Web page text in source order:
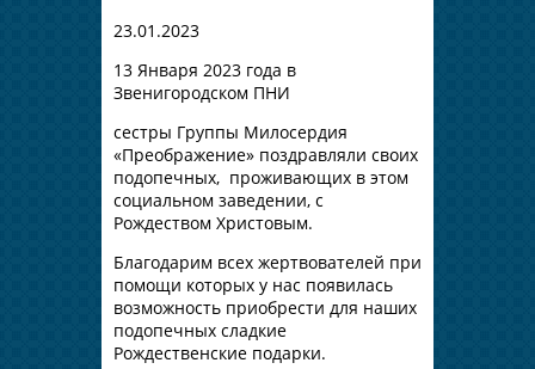
23.01.2023
13 Января 2023 года в
Звенигородском ПНИ
сестры Группы Милосердия
«Преображение» поздравляли своих
подопечных, проживающих в этом
социальном заведении, с
Рождеством Христовым.
Благодарим всех жертвователей при
помощи которых у нас появилась
возможность приобрести для наших
подопечных сладкие
Рождественские подарки.